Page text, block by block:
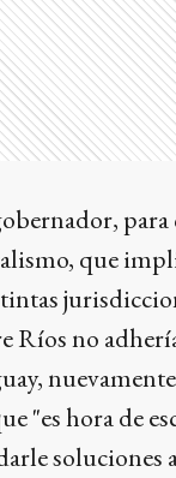
para
que
Ríos no
"es hora de
soluciones